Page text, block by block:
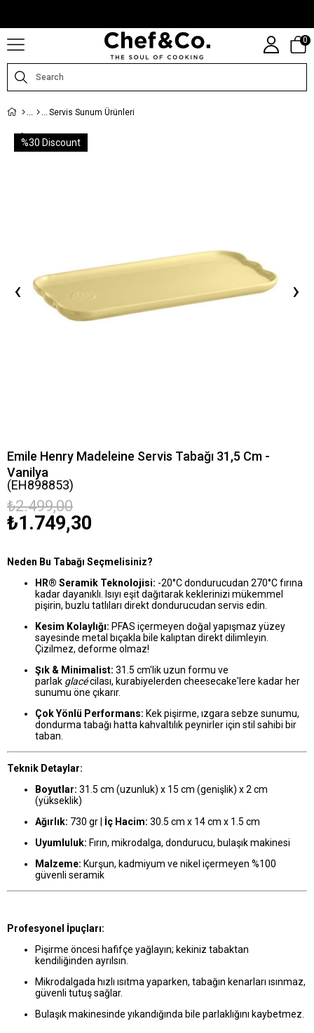
0
Servis Sunum Ürünleri
‹ ›
%30 Discount
Emile Henry Madeleine Servis Tabağı 31,5 Cm -
Vanilya
(EH898853)
₺2.499,00
₺1.749,30
Neden Bu Tabağı Seçmelisiniz?
HR® Seramik Teknolojisi: -20°C dondurucudan 270°C fırına
kadar dayanıklı. Isıyı eşit dağıtarak keklerinizi mükemmel
pişirin, buzlu tatlıları direkt dondurucudan servis edin.
Kesim Kolaylığı: PFAS içermeyen doğal yapışmaz yüzey
sayesinde metal bıçakla bile kalıptan direkt dilimleyin.
Çizilmez, deforme olmaz!
Şık & Minimalist: 31.5 cm'lik uzun formu ve
parlak glacécilası, kurabiyelerden cheesecake'lere kadar her
sunumu öne çıkarır.
Çok Yönlü Performans: Kek pişirme, ızgara sebze sunumu,
dondurma tabağı hatta kahvaltılık peynirler için stil sahibi bir
taban.
Teknik Detaylar:
Boyutlar: 31.5 cm (uzunluk) x 15 cm (genişlik) x 2 cm
(yükseklik)
Ağırlık: 730 gr | İç Hacim: 30.5 cm x 14 cm x 1.5 cm
Uyumluluk: Fırın, mikrodalga, dondurucu, bulaşık makinesi
Malzeme: Kurşun, kadmiyum ve nikel içermeyen %100
güvenli seramik
Profesyonel İpuçları:
Pişirme öncesi hafifçe yağlayın; kekiniz tabaktan
kendiliğinden ayrılsın.
Mikrodalgada hızlı ısıtma yaparken, tabağın kenarları ısınmaz,
güvenli tutuş sağlar.
Bulaşık makinesinde yıkandığında bile parlaklığını kaybetmez.